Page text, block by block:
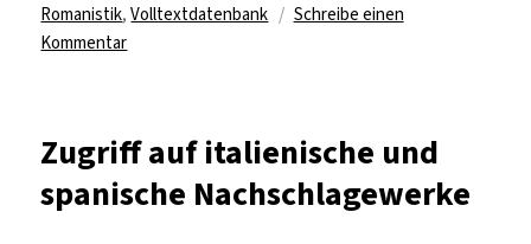
Romanistik,Volltextdatenbank
Schreibe einen
Kommentarzu
ARTFL-
Projektes
im
Zugriff auf italienische und
spanische Nachschlagewerke